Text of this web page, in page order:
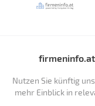
Nutzen Sie künftig
mehr Einblick in